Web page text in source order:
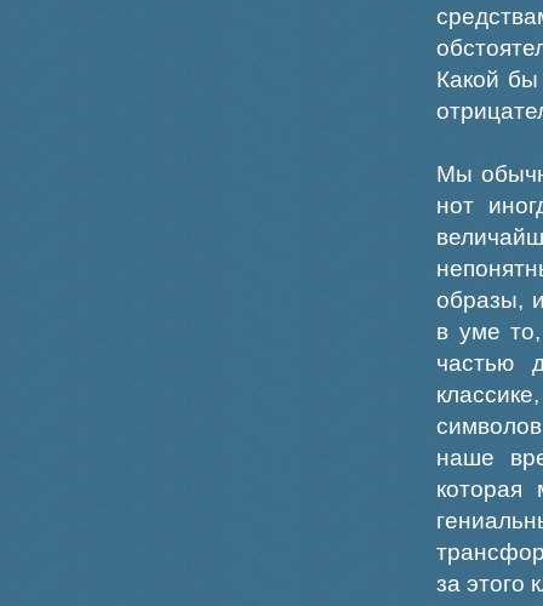
Какой
Мы
нот
образы,
в уме
частью
наше
которая
за этого